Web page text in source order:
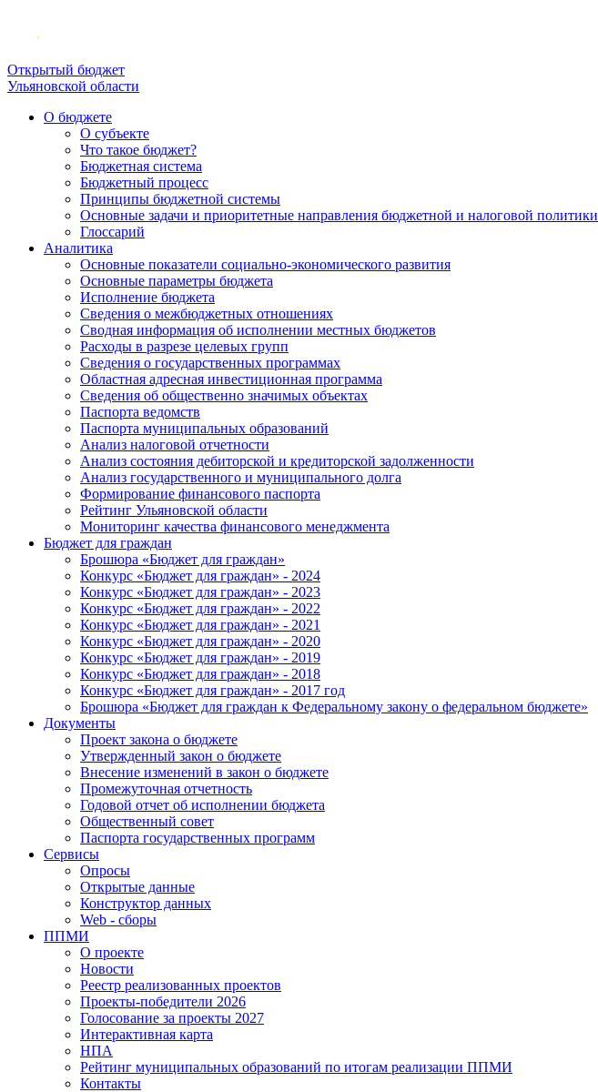
Открытый бюджет
Ульяновской области
О бюджете
О субъекте
Что такое бюджет?
Бюджетная система
Бюджетный процесс
Принципы бюджетной системы
Основные задачи и приоритетные направления бюджетной и налоговой политики
Глоссарий
Аналитика
Основные показатели социально-экономического развития
Основные параметры бюджета
Исполнение бюджета
Сведения о межбюджетных отношениях
Сводная информация об исполнении местных бюджетов
Расходы в разрезе целевых групп
Сведения о государственных программах
Областная адресная инвестиционная программа
Сведения об общественно значимых объектах
Паспорта ведомств
Паспорта муниципальных образований
Анализ налоговой отчетности
Анализ состояния дебиторской и кредиторской задолженности
Анализ государственного и муниципального долга
Формирование финансового паспорта
Рейтинг Ульяновской области
Мониторинг качества финансового менеджмента
Бюджет для граждан
Брошюра «Бюджет для граждан»
Конкурс «Бюджет для граждан» - 2024
Конкурс «Бюджет для граждан» - 2023
Конкурс «Бюджет для граждан» - 2022
Конкурс «Бюджет для граждан» - 2021
Конкурс «Бюджет для граждан» - 2020
Конкурс «Бюджет для граждан» - 2019
Конкурс «Бюджет для граждан» - 2018
Конкурс «Бюджет для граждан» - 2017 год
Брошюра «Бюджет для граждан к Федеральному закону о федеральном бюджете»
Документы
Проект закона о бюджете
Утвержденный закон о бюджете
Внесение изменений в закон о бюджете
Промежуточная отчетность
Годовой отчет об исполнении бюджета
Общественный совет
Паспорта государственных программ
Сервисы
Опросы
Открытые данные
Конструктор данных
Web - сборы
ППМИ
О проекте
Новости
Реестр реализованных проектов
Проекты-победители 2026
Голосование за проекты 2027
Интерактивная карта
НПА
Рейтинг муниципальных образований по итогам реализации ППМИ
Контакты